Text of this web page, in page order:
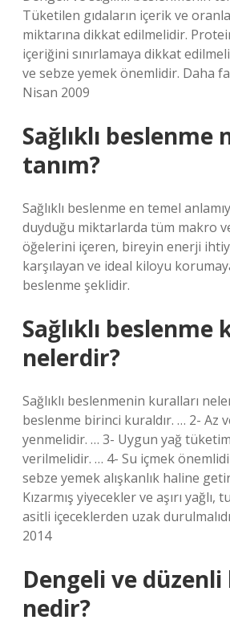
Tüketilen gıdaların içerik ve
miktarına dikkat edilmelidir.
içeriğini sınırlamaya dikkat
ve sebze yemek önemlidir. Daha
Nisan 2009
Sağlıklı beslenme
tanım?
Sağlıklı beslenme en temel
duyduğu miktarlarda tüm makro
öğelerini içeren, bireyin enerji
karşılayan ve ideal kiloyu
beslenme şeklidir.
Sağlıklı beslenme
nelerdir?
Sağlıklı beslenmenin kuralları
beslenme birinci kuraldır. … 2- Az
yenmelidir. … 3- Uygun yağ
verilmelidir. … 4- Su içmek
sebze yemek alışkanlık haline
Kızarmış yiyecekler ve aşırı yağlı,
asitli içeceklerden uzak
2014
Dengeli ve
nedir?